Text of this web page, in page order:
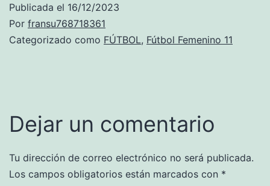
Publicada el 16/12/2023
Por fransu768718361
Categorizado como FÚTBOL, Fútbol Femenino 11
Dejar un comentario
Tu dirección de correo electrónico no será publicada.
Los campos obligatorios están marcados con *